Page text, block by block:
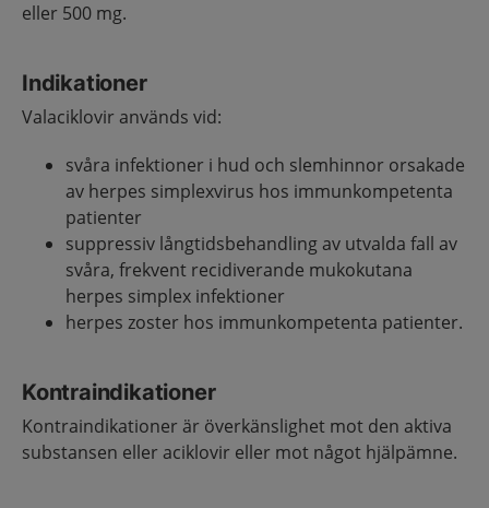
eller 500 mg.
Indikationer
Valaciklovir används vid:
svåra infektioner i hud och slemhinnor orsakade
av herpes simplexvirus hos immunkompetenta
patienter
suppressiv långtidsbehandling av utvalda fall av
svåra, frekvent recidiverande mukokutana
herpes simplex infektioner
herpes zoster hos immunkompetenta patienter.
Kontraindikationer
Kontraindikationer är överkänslighet mot den aktiva
substansen eller aciklovir eller mot något hjälpämne.